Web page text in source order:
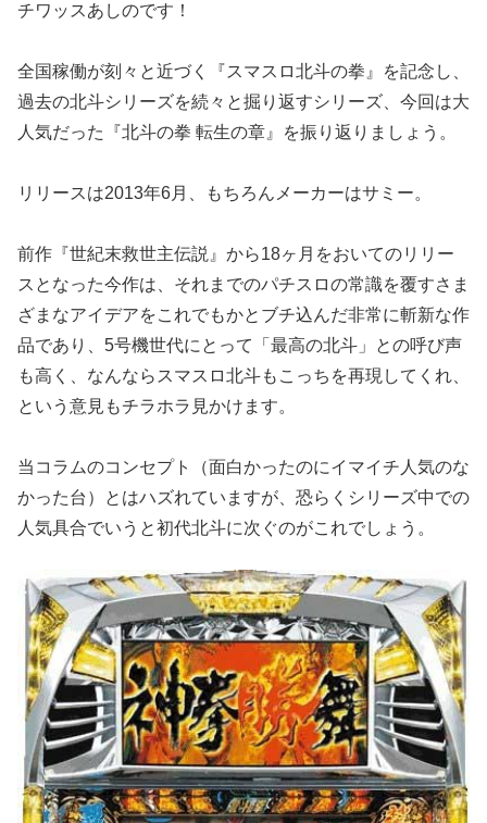
チワッスあしのです！
全国稼働が刻々と近づく『スマスロ北斗の拳』を記念し、
過去の北斗シリーズを続々と掘り返すシリーズ、今回は大
人気だった『北斗の拳 転生の章』を振り返りましょう。
リリースは2013年6月、もちろんメーカーはサミー。
前作『世紀末救世主伝説』から18ヶ月をおいてのリリー
スとなった今作は、それまでのパチスロの常識を覆すさま
ざまなアイデアをこれでもかとブチ込んだ非常に斬新な作
品であり、5号機世代にとって
「最高の北斗」との呼び声
も高く、なんならスマスロ北斗もこっち を再現してくれ、
という意見もチラホラ見かけます。
当コラムのコンセプト（面白かったのにイマイチ人気のな
かった台）とはハズれていますが、恐らくシリーズ中での
人気具合でいうと初代北斗に次ぐのがこれでしょう。